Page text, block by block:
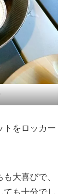
トをロッカー
大喜びで、
も十分でし